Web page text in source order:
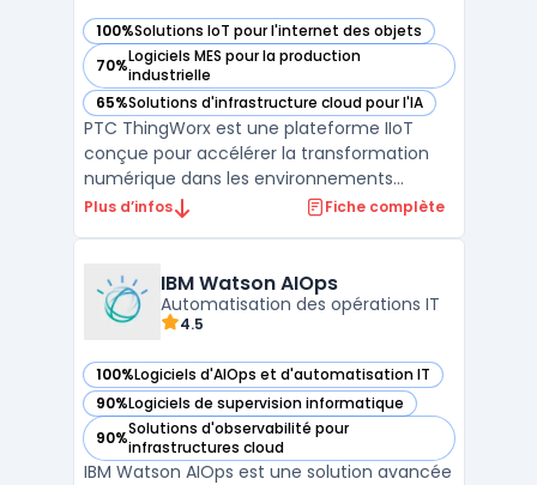
100%Solutions IoT pour l'internet des objets
— voir PTC ThingWorx dans cette catégorie
70%Logiciels MES pour la production
industrielle
— voir PTC ThingWorx dans cette catégorie
65%Solutions d'infrastructure cloud pour l'IA
— voir PTC ThingWorx dans cette catégorie
PTC ThingWorx est une plateforme IIoT
conçue pour accélérer la transformation
numérique dans les environnements
industriels. Elle permet de connecter,
facilitant l'intégration des données
opérationnelles avec les systè ...
Plus d’infos Fiche complète
IBM Watson AIOps
Automatisation des opérations IT
4.5
100%Logiciels d'AIOps et d'automatisation IT
— voir IBM Watson AIOps dans cette catégorie
90%Logiciels de supervision informatique
— voir IBM Watson AIOps dans cette catégorie
90%Solutions d'observabilité pour
infrastructures cloud
— voir IBM Watson AIOps dans cette catégorie
IBM Watson AIOps est une solution avancée